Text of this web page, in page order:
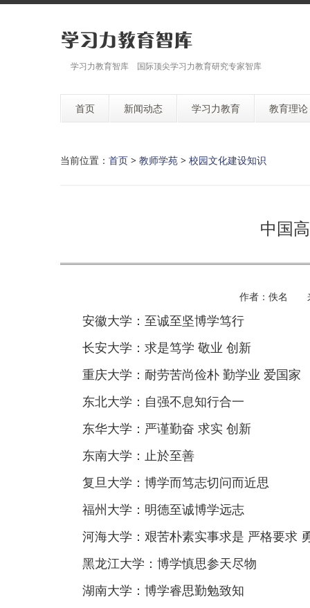
学习力教育智库 国际顶尖学习力教育研究专家智库
首页 新闻动态 学习力教育 教育理论
当前位置： 首页 > 教师学苑 > 校园文化建设知识
中国
作者：佚名
安徽大学：至诚至坚博学笃行
长安大学：求是笃学 敬业 创新
重庆大学：耐劳苦尚俭朴 勤学业 爱国家
东北大学：自强不息知行合一
东华大学：严谨勤奋 求实 创新
东南大学：止於至善
复旦大学：博学而笃志切问而近思
福州大学：明德至诚博学远志
河海大学：艰苦朴素实事求是 严格要求
黑龙江大学：博学慎思参天尽物
湖南大学：博学睿思勤勉致知